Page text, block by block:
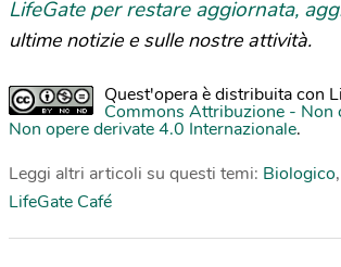
LifeGate per restare aggiornata,
ultime notizie e sulle nostre attività.
Quest'opera è distribuita con
Commons Attribuzione - Non
Non opere derivate 4.0 Internazionale.
Leggi altri articoli su questi temi: Biologico,
LifeGate Café